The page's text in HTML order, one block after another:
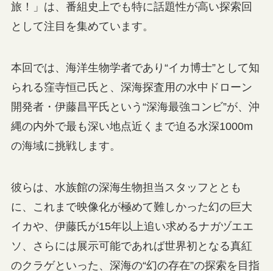
旅！」は、番組史上でも特に話題性が高い探索回
として注目を集めています。
本回では、海洋生物学者であり“イカ博士”として知
られる窪寺恒己氏と、深海探査用の水中ドローン
開発者・伊藤昌平氏という“深海最強コンビ”が、沖
縄の内外で最も深い地点近くまで迫る水深1000m
の海域に挑戦します。
彼らは、水族館の深海生物担当スタッフととも
に、これまで映像化が極めて難しかった幻の巨大
イカや、伊藤氏が15年以上追い求めるナガヅエエ
ソ、さらには展示可能であれば世界初となる真紅
のクラゲといった、深海の“幻の存在”の探索を目指